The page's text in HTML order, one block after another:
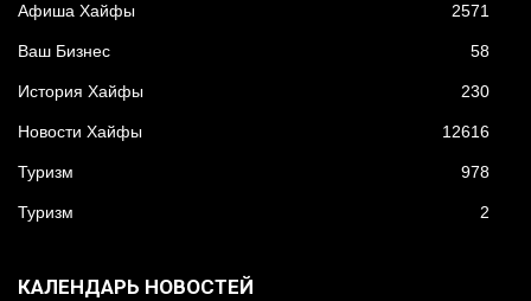
Афиша Хайфы 2571
Ваш Бизнес 58
История Хайфы 230
Новости Хайфы 12616
Туризм 978
Туризм 2
КАЛЕНДАРЬ НОВОСТЕЙ